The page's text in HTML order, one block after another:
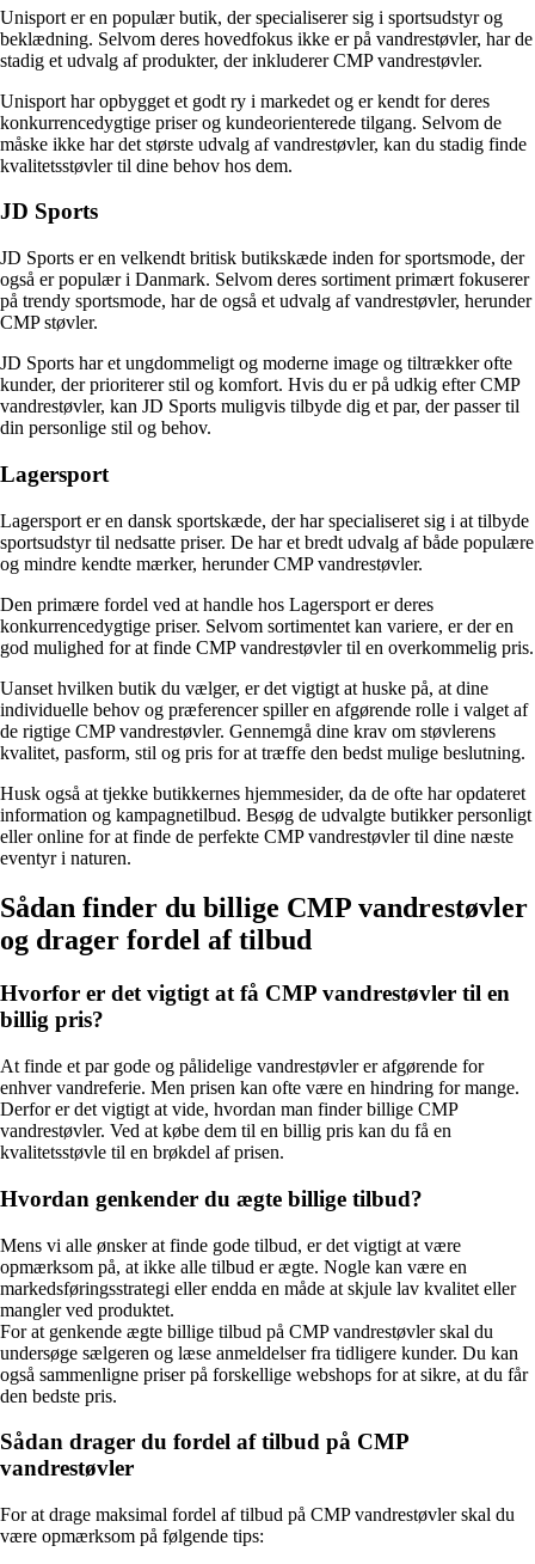
Unisport er en populær butik, der specialiserer sig i sportsudstyr og
beklædning. Selvom deres hovedfokus ikke er på vandrestøvler, har de
stadig et udvalg af produkter, der inkluderer CMP vandrestøvler.
Unisport har opbygget et godt ry i markedet og er kendt for deres
konkurrencedygtige priser og kundeorienterede tilgang. Selvom de
måske ikke har det største udvalg af vandrestøvler, kan du stadig finde
kvalitetsstøvler til dine behov hos dem.
JD Sports
JD Sports er en velkendt britisk butikskæde inden for sportsmode, der
også er populær i Danmark. Selvom deres sortiment primært fokuserer
på trendy sportsmode, har de også et udvalg af vandrestøvler, herunder
CMP støvler.
JD Sports har et ungdommeligt og moderne image og tiltrækker ofte
kunder, der prioriterer stil og komfort. Hvis du er på udkig efter CMP
vandrestøvler, kan JD Sports muligvis tilbyde dig et par, der passer til
din personlige stil og behov.
Lagersport
Lagersport er en dansk sportskæde, der har specialiseret sig i at tilbyde
sportsudstyr til nedsatte priser. De har et bredt udvalg af både populære
og mindre kendte mærker, herunder CMP vandrestøvler.
Den primære fordel ved at handle hos Lagersport er deres
konkurrencedygtige priser. Selvom sortimentet kan variere, er der en
god mulighed for at finde CMP vandrestøvler til en overkommelig pris.
Uanset hvilken butik du vælger, er det vigtigt at huske på, at dine
individuelle behov og præferencer spiller en afgørende rolle i valget af
de rigtige CMP vandrestøvler. Gennemgå dine krav om støvlerens
kvalitet, pasform, stil og pris for at træffe den bedst mulige beslutning.
Husk også at tjekke butikkernes hjemmesider, da de ofte har opdateret
information og kampagnetilbud. Besøg de udvalgte butikker personligt
eller online for at finde de perfekte CMP vandrestøvler til dine næste
eventyr i naturen.
Sådan finder du billige CMP vandrestøvler
og drager fordel af tilbud
Hvorfor er det vigtigt at få CMP vandrestøvler til en
billig pris?
At finde et par gode og pålidelige vandrestøvler er afgørende for
enhver vandreferie. Men prisen kan ofte være en hindring for mange.
Derfor er det vigtigt at vide, hvordan man finder billige CMP
vandrestøvler. Ved at købe dem til en billig pris kan du få en
kvalitetsstøvle til en brøkdel af prisen.
Hvordan genkender du ægte billige tilbud?
Mens vi alle ønsker at finde gode tilbud, er det vigtigt at være
opmærksom på, at ikke alle tilbud er ægte. Nogle kan være en
markedsføringsstrategi eller endda en måde at skjule lav kvalitet eller
mangler ved produktet.
For at genkende ægte billige tilbud på CMP vandrestøvler skal du
undersøge sælgeren og læse anmeldelser fra tidligere kunder. Du kan
også sammenligne priser på forskellige webshops for at sikre, at du får
den bedste pris.
Sådan drager du fordel af tilbud på CMP
vandrestøvler
For at drage maksimal fordel af tilbud på CMP vandrestøvler skal du
være opmærksom på følgende tips: